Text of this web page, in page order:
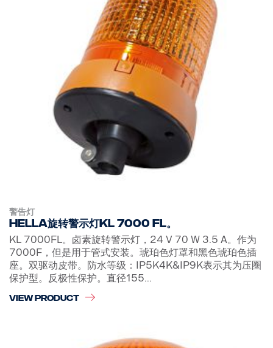
警告灯
Hella旋转警示灯KL 7000 FL。
KL 7000FL。卤素旋转警示灯，24 V 70 W 3.5 A。作为
7000F，但是用于管式安装。琥珀色灯罩和黑色琥珀色插
座。双驱动皮带。防水等级：IP5K4K&IP9K表示其为压圈
保护型。反极性保护。直径155...
VIEW PRODUCT